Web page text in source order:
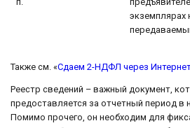
экземплярах
Также см. «Сдаем 2-НДФЛ через
Реестр сведений – важный документ,
предоставляется за отчетный период в
Помимо прочего, он необходим для